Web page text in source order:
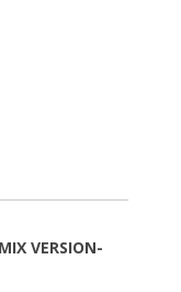
VERSION-